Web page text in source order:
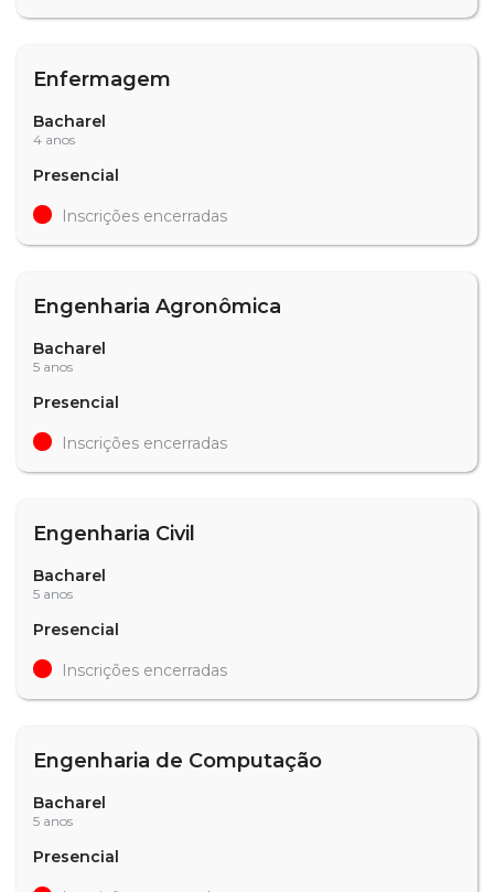
Enfermagem
Bacharel
4 anos
Presencial
Inscrições encerradas
Engenharia Agronômica
Bacharel
5 anos
Presencial
Inscrições encerradas
Engenharia Civil
Bacharel
5 anos
Presencial
Inscrições encerradas
Engenharia de Computação
Bacharel
5 anos
Presencial